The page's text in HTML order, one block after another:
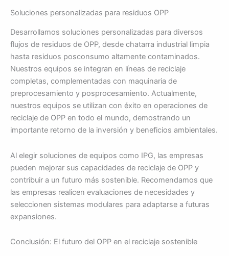
Soluciones personalizadas para residuos OPP
Desarrollamos soluciones personalizadas para diversos
flujos de residuos de OPP, desde chatarra industrial limpia
hasta residuos posconsumo altamente contaminados.
Nuestros equipos se integran en líneas de reciclaje
completas, complementadas con maquinaria de
preprocesamiento y posprocesamiento. Actualmente,
nuestros equipos se utilizan con éxito en operaciones de
reciclaje de OPP en todo el mundo, demostrando un
importante retorno de la inversión y beneficios ambientales.
Al elegir soluciones de equipos como IPG, las empresas
pueden mejorar sus capacidades de reciclaje de OPP y
contribuir a un futuro más sostenible. Recomendamos que
las empresas realicen evaluaciones de necesidades y
seleccionen sistemas modulares para adaptarse a futuras
expansiones.
Conclusión: El futuro del OPP en el reciclaje sostenible